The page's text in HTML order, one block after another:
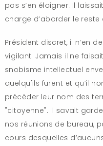
pas s’en éloigner. Il
charge d’aborder le reste
Président discret, il n’en
vigilant. Jamais il ne
snobisme intellectuel
quelqu'ils furent et qu’il
précéder leur nom des
"citoyenne". Il savait
nos réunions de bureau,
cours desquelles